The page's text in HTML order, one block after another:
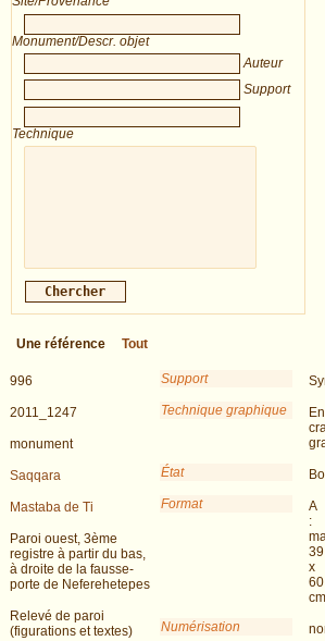
Monument/Descr. objet
Auteur
Support
Technique
Une référence Tout
996
2011_1247
monument
Saqqara
Mastaba de Ti
Paroi ouest, 3ème
registre à partir du bas,
à droite de la fausse-
porte de Neferehetepes
Relevé de paroi
(figurations et textes)
Support
Technique graphique
État
Format
A
:
39
x
60
cm
Numérisation